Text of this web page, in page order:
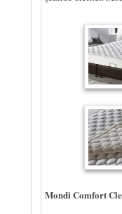
Mondi Comfort